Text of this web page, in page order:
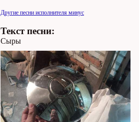
Другие песни исполнителя минус
Текст песни:
Cыры